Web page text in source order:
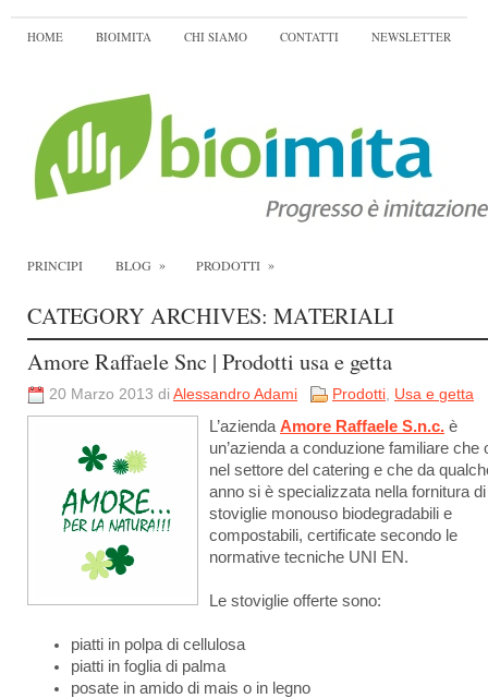
HOME BIOIMITA CHI SIAMO CONTATTI NEWSLETTER
PRINCIPI BLOG » PRODOTTI »
CATEGORY ARCHIVES: MATERIALI
Amore Raffaele Snc | Prodotti usa e getta
20 Marzo 2013 di Alessandro Adami Prodotti, Usa e getta
L’azienda Amore Raffaele S.n.c. è
un’azienda a conduzione familiare che
nel settore del catering e che da
anno si è specializzata nella fornitura di
stoviglie monouso biodegradabili e
compostabili, certificate secondo le
normative tecniche UNI EN.
Le stoviglie offerte sono:
piatti in polpa di cellulosa
piatti in foglia di palma
posate in amido di mais o in legno